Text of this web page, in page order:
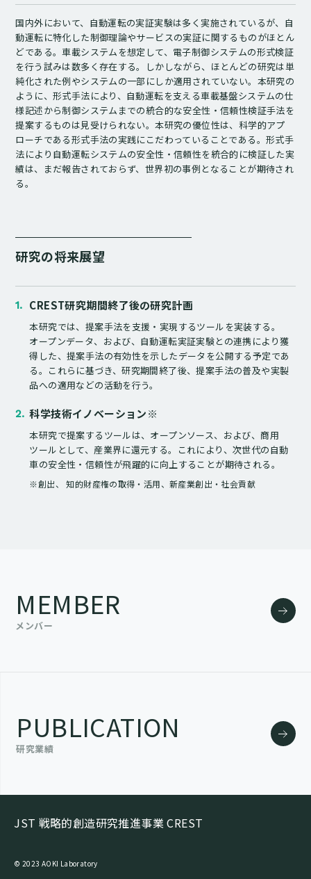
国内外において、自動運転の実証実験は多く実施されているが、自
動運転に特化した制御理論やサービスの実証に関するものがほとん
どである。車載システムを想定して、電子制御システムの形式検証
を行う試みは数多く存在する。しかしながら、ほとんどの研究は単
純化された例やシステムの一部にしか適用されていない。本研究の
ように、形式手法により、自動運転を支える車載基盤システムの仕
様記述から制御システムまでの統合的な安全性・信頼性検証手法を
提案するものは見受けられない。本研究の優位性は、科学的アプ
ローチである形式手法の実践にこだわっていることである。形式手
法により自動運転システムの安全性・信頼性を統合的に検証した実
績は、まだ報告されておらず、世界初の事例となることが期待され
る。
研究の将来展望
1. CREST研究期間終了後の研究計画
本研究では、提案手法を支援・実現するツールを実装する。
オープンデータ、および、自動運転実証実験との連携により獲
得した、提案手法の有効性を示したデータを公開する予定であ
る。これらに基づき、研究期間終了後、提案手法の普及や実製
品への適用などの活動を行う。
2. 科学技術イノベーション※
本研究で提案するツールは、オープンソース、および、商用
ツールとして、産業界に還元する。これにより、次世代の自動
車の安全性・信頼性が飛躍的に向上することが期待される。
※創出、 知的財産権の取得・活用、新産業創出・社会貢献
MEMBER
メンバー
PUBLICATION
研究業績
JST 戦略的創造研究推進事業 CREST
©︎ 2023 AOKI Laboratory